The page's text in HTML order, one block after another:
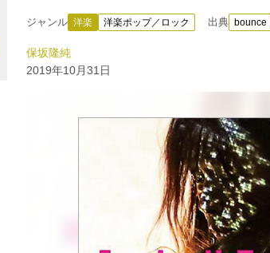
ジャンル 洋楽 洋楽ポップ／ロック 出典 bounce
保坂隆純
2019年10月31日